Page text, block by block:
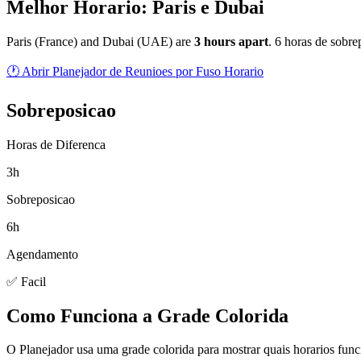
Melhor Horario: Paris e Dubai
Paris (France) and Dubai (UAE) are 3 hours apart. 6 horas de
🕐 Abrir Planejador de Reunioes por Fuso Horario
Sobreposicao
Horas de Diferenca
3h
Sobreposicao
6h
Agendamento
✅ Facil
Como Funciona a Grade Colorida
O Planejador usa uma grade colorida para mostrar quais horarios